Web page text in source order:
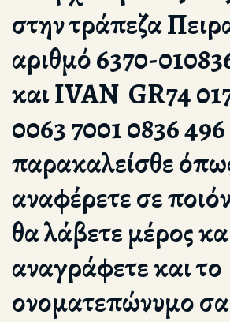
στην τράπεζα
αριθμό 6370-
και IVAN GR74
0063 7001 0836 496
παρακαλείσθε
αναφέρετε σε
θα λάβετε μέρος
αναγράφετε και το
ονοματεπώνυμο